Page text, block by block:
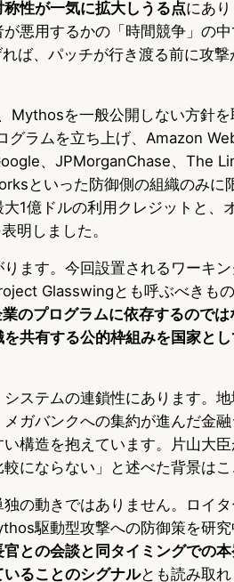
性が一気に拡大しうる点にあ
悪用するかの「時間競争」の
ば、パッチが行き渡る前に攻
Mythosを一般公開しない方針を
グラムを立ち上げ、Amazon
、JPMorganChase、The
といった防御側の組織のみに
1億ドルの利用クレジットと、
明しました。
ます。今回設置されるワーキ
Glasswingとも呼ぶべきも
のプログラムに依存するのでは
共有する公的枠組みを国家と
ステムの連鎖性にあります。
ガバンクへの集約が進んだ金
構造を抱えています。片山大
にならない」と述べた背景はこ
の動きではありません。ロイ
駆動型攻撃への防御策を研
との会談と同タイミングでの
ることのシグナルとも読み取れ